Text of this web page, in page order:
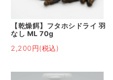
【乾燥餌】フタホシドライ 羽
なし ML 70g
2,200円(税込)